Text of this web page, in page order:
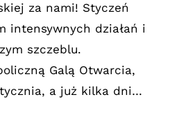
za nami! Styczeń
intensywnych działań i
szczeblu.
Galą Otwarcia,
a już kilka dni…